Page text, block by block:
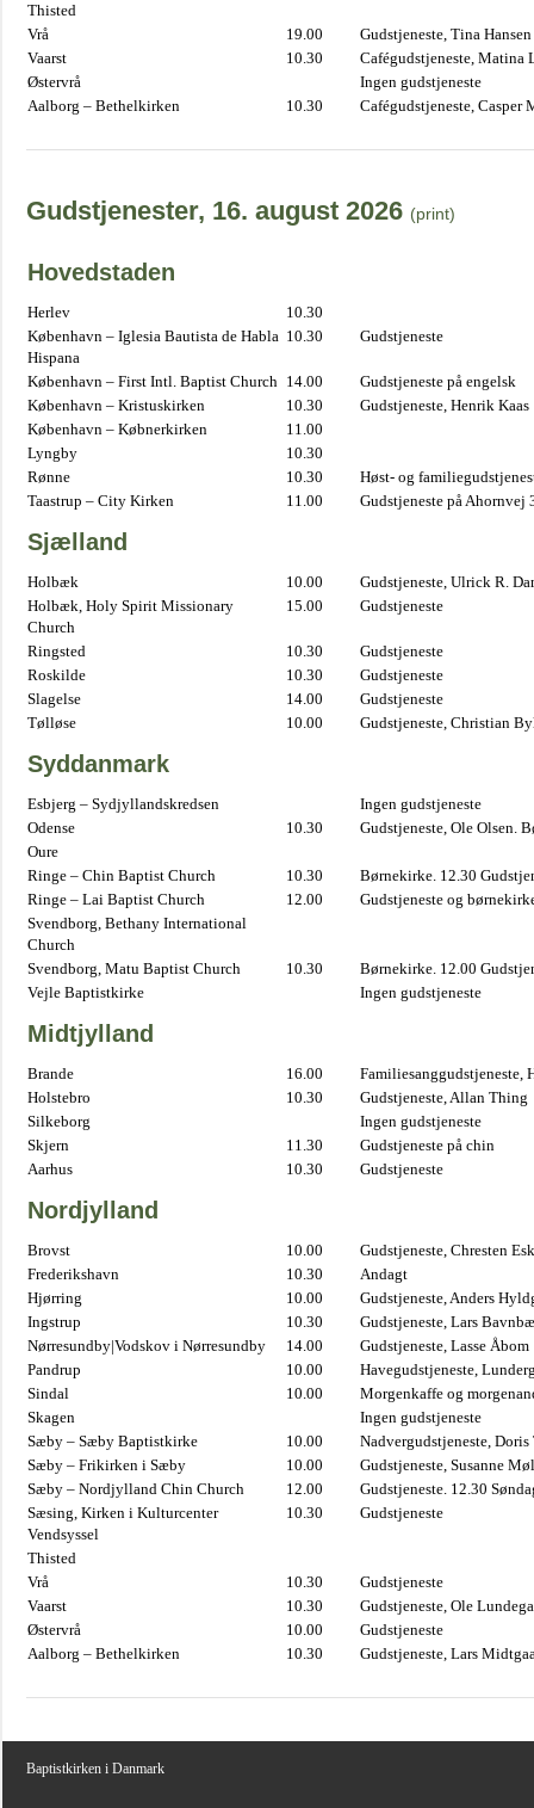
Thisted
Vrå
19.00
Gudstjeneste, Tina Hansen
Vaarst
10.30
Cafégudstjeneste, Matina
Østervrå
Ingen gudstjeneste
Aalborg – Bethelkirken
10.30 Cafégudstjeneste, Casper
Gudstjenester, 16. august 2026 (print)
Hovedstaden
Herlev
10.30
København – Iglesia Bautista de Habla
Hispana
10.30 Gudstjeneste
København – First Intl. Baptist Church 14.00
Gudstjeneste på engelsk
København – Kristuskirken
10.30
Gudstjeneste, Henrik Kaas
København – Købnerkirken
11.00
Lyngby
10.30
Rønne
10.30
Høst- og
Taastrup – City Kirken
11.00 Gudstjeneste på Ahornvej
Sjælland
Holbæk 10.00
Gudstjeneste, Ulrick R.
Holbæk, Holy Spirit Missionary
Church
15.00 Gudstjeneste
Ringsted 10.30
Gudstjeneste
Roskilde
10.30
Gudstjeneste
Slagelse
14.00
Gudstjeneste
Tølløse
10.00 Gudstjeneste, Christian
Syddanmark
Esbjerg – Sydjyllandskredsen
Ingen gudstjeneste
Odense
10.30
Gudstjeneste, Ole Olsen.
Oure
Ringe – Chin Baptist Church
10.30
Børnekirke. 12.30
Ringe – Lai Baptist Church
12.00
Gudstjeneste og
Svendborg, Bethany International
Church
Svendborg, Matu Baptist Church
10.30
Børnekirke. 12.00
Vejle Baptistkirke
Ingen gudstjeneste
Midtjylland
Brande 16.00
Familiesanggudstjeneste,
Holstebro
10.30
Gudstjeneste, Allan Thing
Silkeborg
Ingen gudstjeneste
Skjern
11.30
Gudstjeneste på chin
Aarhus
10.30 Gudstjeneste
Nordjylland
Brovst 10.00
Gudstjeneste, Chresten
Frederikshavn
10.30
Andagt
Hjørring
10.00
Gudstjeneste, Anders
Ingstrup
10.30
Gudstjeneste, Lars
Nørresundby|Vodskov i Nørresundby
14.00
Gudstjeneste, Lasse Åbom
Pandrup
10.00
Havegudstjeneste,
Sindal
10.00
Morgenkaffe og
Skagen
Ingen gudstjeneste
Sæby – Sæby Baptistkirke
10.00
Nadvergudstjeneste,
Sæby – Frikirken i Sæby
10.00
Gudstjeneste, Susanne
Sæby – Nordjylland Chin Church
12.00
Gudstjeneste. 12.30
Sæsing, Kirken i Kulturcenter
Vendsyssel
10.30 Gudstjeneste
Thisted
Vrå
10.30
Gudstjeneste
Vaarst
10.30
Gudstjeneste, Ole
Østervrå
10.00
Gudstjeneste
Aalborg – Bethelkirken
10.30 Gudstjeneste, Lars
Baptistkirken i Danmark